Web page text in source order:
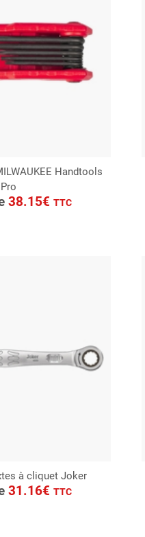
Handtools
Pro
38.15€ TTC
de devis
à cliquet Joker
31.16€ TTC
de devis